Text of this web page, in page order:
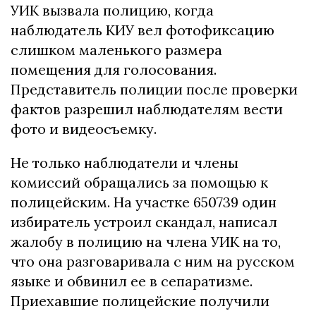
УИК вызвала полицию, когда
наблюдатель КИУ вел фотофиксацию
слишком маленького размера
помещения для голосования.
Представитель полиции после проверки
фактов разрешил наблюдателям вести
фото и видеосъемку.
Не только наблюдатели и члены
комиссий обращались за помощью к
полицейским. На участке 650739 один
избиратель устроил скандал, написал
жалобу в полицию на члена УИК на то,
что она разговаривала с ним на русском
языке и обвинил ее в сепаратизме.
Приехавшие полицейские получили